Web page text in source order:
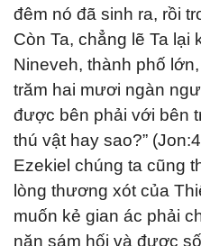
đêm nó đã sinh ra, rồi
Còn Ta, chẳng lẽ Ta lại
Nineveh, thành phố
trăm hai mươi ngàn
được bên phải với bên
thú vật hay sao?”
Ezekiel chúng ta cũng
lòng thương xót của
muốn kẻ gian ác phải
năn sám hối và được